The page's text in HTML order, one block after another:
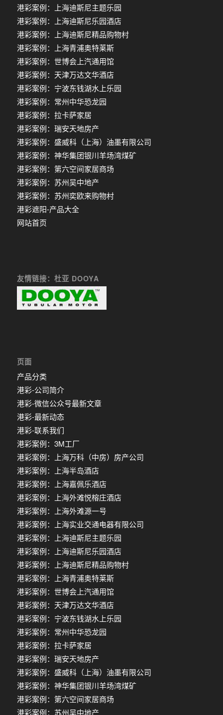
港彩案例：上海迪斯尼主题乐园
港彩案例：上海迪斯尼乐园酒店
港彩案例：上海迪斯尼精品购物村
港彩案例：上海青浦奥特莱斯
港彩案例：世博会上汽通用馆
港彩案例：天津万达文华酒店
港彩案例：宁波东钱湖水上乐园
港彩案例：常州中华恐龙园
港彩案例：拉卡萨家居
港彩案例：瑞安天地房产
港彩案例：盛威科（上海）油墨有限公司
港彩案例：神华集团银川羊场湾煤矿
港彩案例：第六空间家居商场
港彩案例：苏州吴中地产
港彩案例：苏州奕欧来购物村
港彩遮阳-产品大全
网站首页
友情链接：杜亚 DOOYA
页面
产品分类
港彩-公司简介
港彩-微信公众号最新文章
港彩-最新动态
港彩-联系我们
港彩案例：3M工厂
港彩案例：上海万科（中房）房产公司
港彩案例：上海半岛酒店
港彩案例：上海嘉佩乐酒店
港彩案例：上海外滩悦榕庄酒店
港彩案例：上海外滩源一号
港彩案例：上海实业交通电器有限公司
港彩案例：上海迪斯尼主题乐园
港彩案例：上海迪斯尼乐园酒店
港彩案例：上海迪斯尼精品购物村
港彩案例：上海青浦奥特莱斯
港彩案例：世博会上汽通用馆
港彩案例：天津万达文华酒店
港彩案例：宁波东钱湖水上乐园
港彩案例：常州中华恐龙园
港彩案例：拉卡萨家居
港彩案例：瑞安天地房产
港彩案例：盛威科（上海）油墨有限公司
港彩案例：神华集团银川羊场湾煤矿
港彩案例：第六空间家居商场
港彩案例：苏州吴中地产